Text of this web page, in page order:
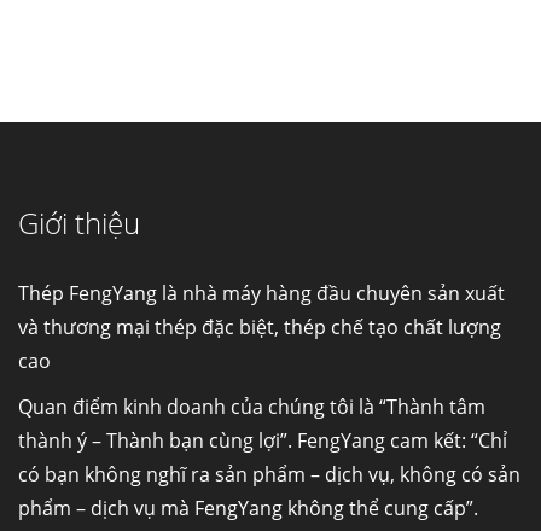
Giới thiệu
Thép FengYang là nhà máy hàng đầu chuyên sản xuất
và thương mại thép đặc biệt, thép chế tạo chất lượng
cao
Quan điểm kinh doanh của chúng tôi là “Thành tâm
thành ý – Thành bạn cùng lợi”. FengYang cam kết: “Chỉ
có bạn không nghĩ ra sản phẩm – dịch vụ, không có sản
phẩm – dịch vụ mà FengYang không thể cung cấp”.
Ống đúc kéo nguội là gì? Ống...
Fengyang là một trong những nhà
máy...
Hợp kim N06625 là gì? Giá hợp kim 625 mới